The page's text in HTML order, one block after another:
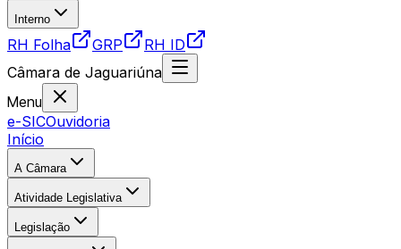
Interno
RH Folha GRP
RH ID
Câmara de Jaguariúna
Menu
e-SICOuvidoria
Início
A Câmara
Atividade Legislativa
Legislação